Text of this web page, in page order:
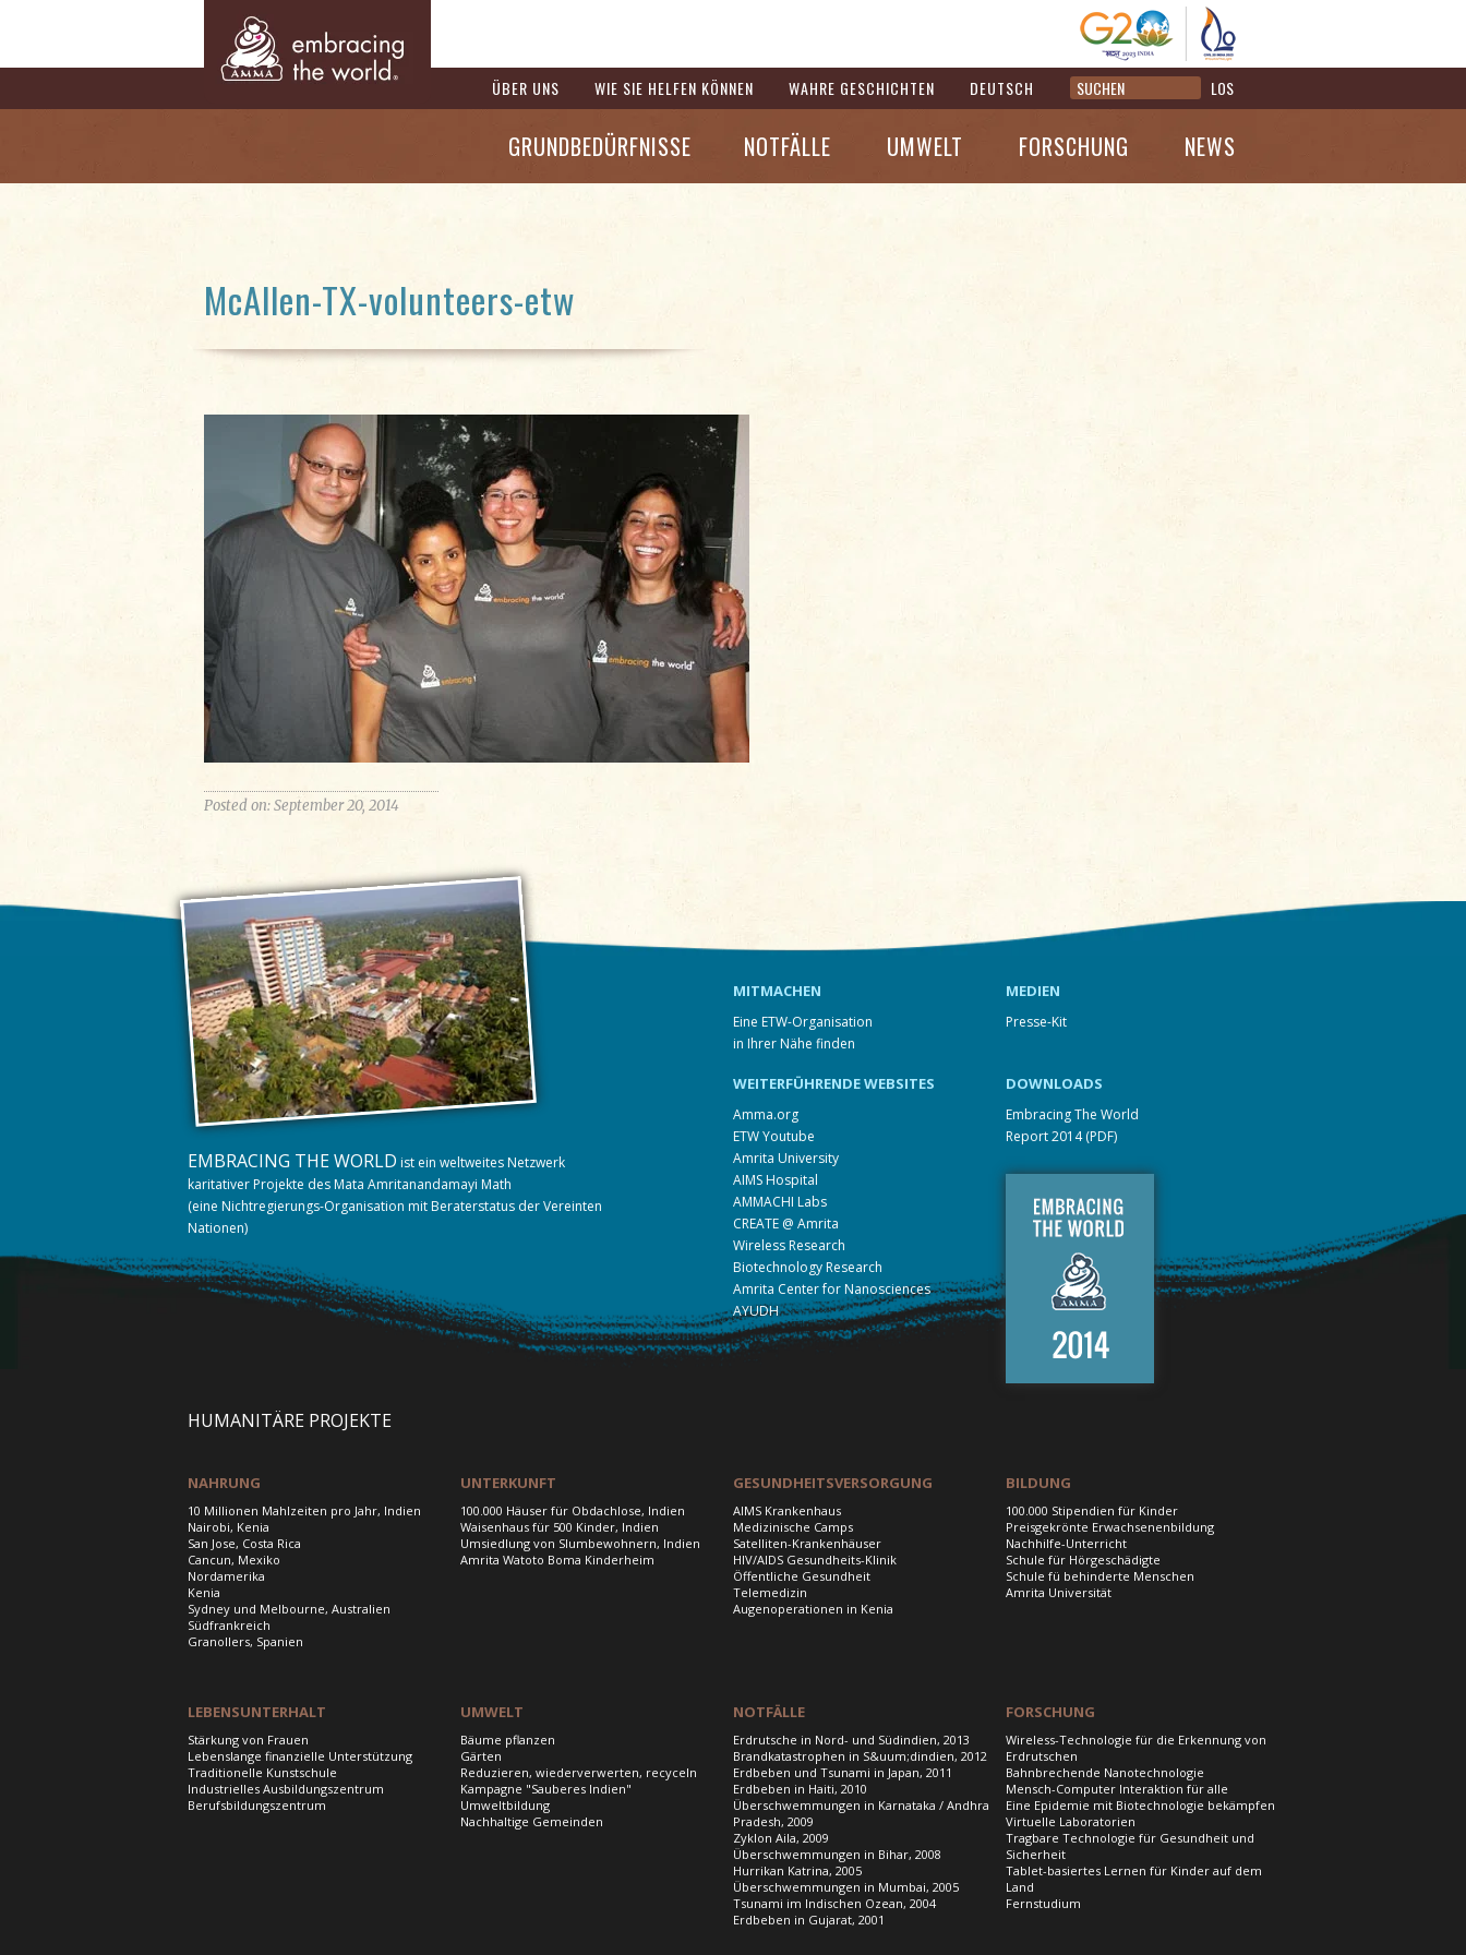
ÜBER UNS WIE SIE HELFEN KÖNNEN WAHRE GESCHICHTEN DEUTSCH LOS
GRUNDBEDÜRFNISSE NOTFÄLLE UMWELT FORSCHUNG NEWS
McAllen-TX-volunteers-etw
Posted on: September 20, 2014
EMBRACING THE WORLD ist ein weltweites Netzwerk
karitativer Projekte des Mata Amritanandamayi Math
(eine Nichtregierungs-Organisation mit Beraterstatus der Vereinten
Nationen)
MITMACHEN
Eine ETW-Organisation
in Ihrer Nähe finden
WEITERFÜHRENDE WEBSITES
Amma.org
ETW Youtube
Amrita University
AIMS Hospital
AMMACHI Labs
CREATE @ Amrita
Wireless Research
Biotechnology Research
Amrita Center for Nanosciences
AYUDH
MEDIEN
Presse-Kit
DOWNLOADS
Embracing The World
Report 2014 (PDF)
HUMANITÄRE PROJEKTE
NAHRUNG
10 Millionen Mahlzeiten pro Jahr, Indien
Nairobi, Kenia
San Jose, Costa Rica
Cancun, Mexiko
Nordamerika
Kenia
Sydney und Melbourne, Australien
Südfrankreich
Granollers, Spanien
UNTERKUNFT
100.000 Häuser für Obdachlose, Indien
Waisenhaus für 500 Kinder, Indien
Umsiedlung von Slumbewohnern, Indien
Amrita Watoto Boma Kinderheim
GESUNDHEITSVERSORGUNG
AIMS Krankenhaus
Medizinische Camps
Satelliten-Krankenhäuser
HIV/AIDS Gesundheits-Klinik
Öffentliche Gesundheit
Telemedizin
Augenoperationen in Kenia
BILDUNG
100.000 Stipendien für Kinder
Preisgekrönte Erwachsenenbildung
Nachhilfe-Unterricht
Schule für Hörgeschädigte
Schule fü behinderte Menschen
Amrita Universität
LEBENSUNTERHALT
Stärkung von Frauen
Lebenslange finanzielle Unterstützung
Traditionelle Kunstschule
Industrielles Ausbildungszentrum
Berufsbildungszentrum
UMWELT
Bäume pflanzen
Gärten
Reduzieren, wiederverwerten, recyceln
Kampagne "Sauberes Indien"
Umweltbildung
Nachhaltige Gemeinden
NOTFÄLLE
Erdrutsche in Nord- und Südindien, 2013
Brandkatastrophen in S&uum;dindien, 2012
Erdbeben und Tsunami in Japan, 2011
Erdbeben in Haiti, 2010
Überschwemmungen in Karnataka / Andhra
Pradesh, 2009
Zyklon Aila, 2009
Überschwemmungen in Bihar, 2008
Hurrikan Katrina, 2005
Überschwemmungen in Mumbai, 2005
Tsunami im Indischen Ozean, 2004
Erdbeben in Gujarat, 2001
FORSCHUNG
Wireless-Technologie für die Erkennung von
Erdrutschen
Bahnbrechende Nanotechnologie
Mensch-Computer Interaktion für alle
Eine Epidemie mit Biotechnologie bekämpfen
Virtuelle Laboratorien
Tragbare Technologie für Gesundheit und
Sicherheit
Tablet-basiertes Lernen für Kinder auf dem
Land
Fernstudium